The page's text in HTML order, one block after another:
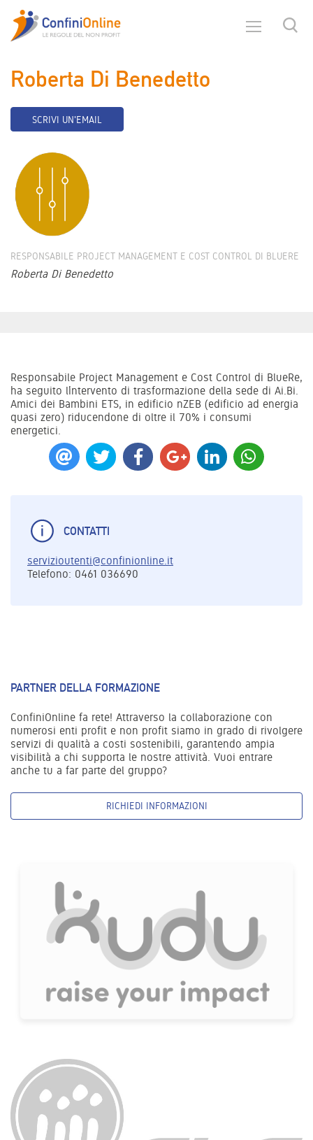
Roberta Di Benedetto
SCRIVI UN'EMAIL
RESPONSABILE PROJECT MANAGEMENT E COST CONTROL DI BLUERE
Roberta Di Benedetto
Responsabile Project Management e Cost Control di BlueRe,
ha seguito l’intervento di trasformazione della sede di Ai.Bi.
Amici dei Bambini ETS, in edificio nZEB (edificio ad energia
quasi zero) riducendone di oltre il 70% i consumi
energetici.
CONTATTI
servizioutenti@confinionline.it
Telefono: 0461 036690
PARTNER DELLA FORMAZIONE
ConfiniOnline fa rete! Attraverso la collaborazione con
numerosi enti profit e non profit siamo in grado di rivolgere
servizi di qualità a costi sostenibili, garantendo ampia
visibilità a chi supporta le nostre attività. Vuoi entrare
anche tu a far parte del gruppo?
RICHIEDI INFORMAZIONI